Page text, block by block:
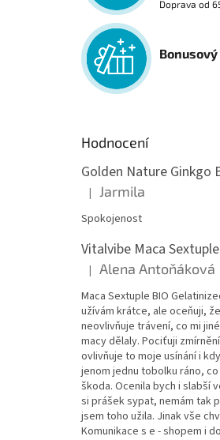
Doprava od
Hodnocení
Hodnocení produktu je 5 z 5
| Jarmila
Spokojenost
Hodnocení produktu je 5 z 5
| Alena Antoňáková
Maca Sextuple BIO
užívám krátce, ale oceňuji,
neovlivňuje trávení, co mi
macy dělaly. Pociťuji
ovlivňuje to moje usínání i
jenom jednu tobolku ráno,
škoda. Ocenila bych i slabší
si prášek sypat, nemám tak
jsem toho užila. Jinak vše
Komunikace s e - shopem i